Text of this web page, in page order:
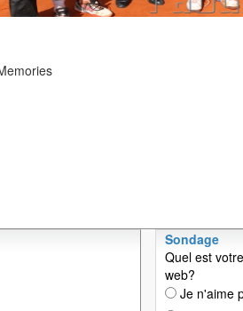
Sondage
Quel est
web?
Je n'aime